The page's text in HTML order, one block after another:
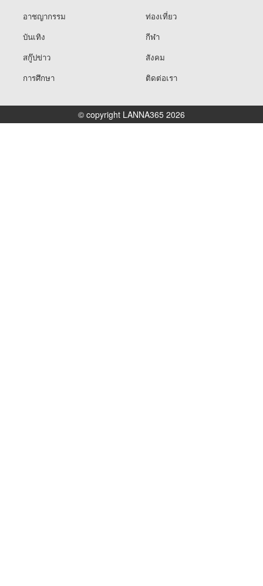
อาชญากรรม
ท่องเที่ยว
บันเทิง
กีฬา
สกู๊ปข่าว
สังคม
การศึกษา
ติดต่อเรา
© copyright LANNA365 2026